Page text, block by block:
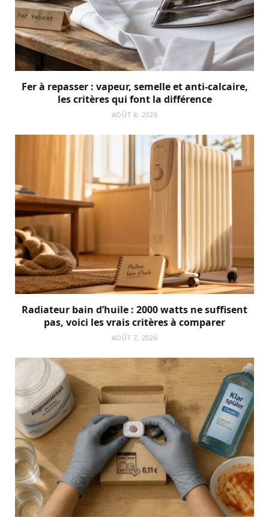
Fer à repasser : vapeur, semelle et anti-calcaire,
les critères qui font la différence
AOÛT 8, 2026
Radiateur bain d’huile : 2000 watts ne suffisent
pas, voici les vrais critères à comparer
AOÛT 7, 2026